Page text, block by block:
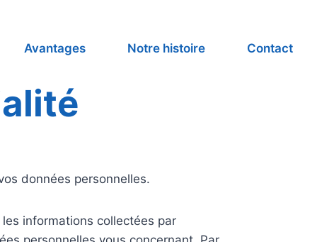
Avantages Notre histoire Contact
données personnelles.
informations collectées par